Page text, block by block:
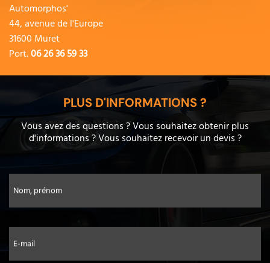
Automorphos'
44, avenue de l'Europe
31600 Muret
Port.06 26 36 59 33
PLUS D'INFORMATIONS ?
Vous avez des questions ? Vous souhaitez obtenir plus
d'informations ? Vous souhaitez recevoir un devis ?
Nom, prénom
E-mail